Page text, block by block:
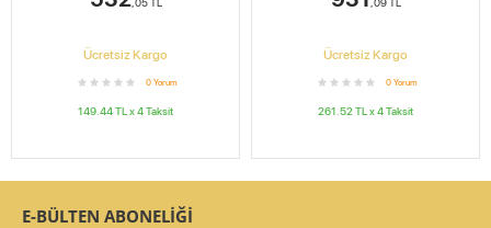
Ücretsiz Kargo
0 Yorum
149.44TL x4Taksit
Ücretsiz Kargo
0 Yorum
261.52TL x4Taksit
E-BÜLTEN ABONELİĞİ